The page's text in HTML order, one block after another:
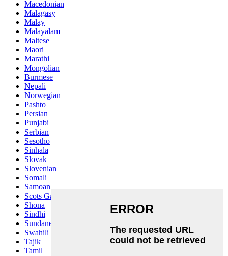
Macedonian
Malagasy
Malay
Malayalam
Maltese
Maori
Marathi
Mongolian
Burmese
Nepali
Norwegian
Pashto
Persian
Punjabi
Serbian
Sesotho
Sinhala
Slovak
Slovenian
Somali
Samoan
Scots Gaelic
Shona
Sindhi
Sundanese
Swahili
Tajik
Tamil